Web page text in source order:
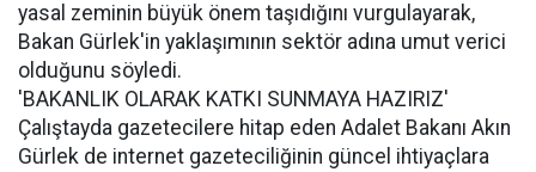
yasal zeminin büyük önem taşıdığını vurgulayarak,
Bakan Gürlek'in yaklaşımının sektör adına umut verici
olduğunu söyledi.
'BAKANLIK OLARAK KATKI SUNMAYA HAZIRIZ'
Çalıştayda gazetecilere hitap eden Adalet Bakanı Akın
Gürlek de internet gazeteciliğinin güncel ihtiyaçlara